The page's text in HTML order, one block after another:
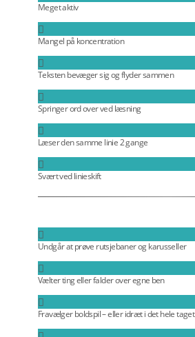
Meget aktiv
Mangel på koncentration
Teksten bevæger sig og flyder sammen
Springer ord over ved læsning
Læser den samme linie 2 gange
Svært ved linieskift
Undgår at prøve rutsjebaner og karusseller
Vælter ting eller falder over egne ben
Fravælger boldspil – eller idræt i det hele taget